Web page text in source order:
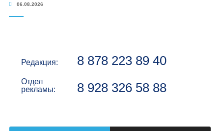
06.08.2026
Редакция: 8 878 223 89 40
Отдел
рекламы:
8 928 326 58 88